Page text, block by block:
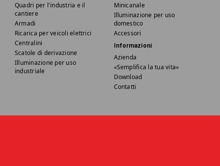
Quadri per l'industria e il
cantiere
Armadi
Ricarica per veicoli elettrici
Centralini
Scatole di derivazione
Illuminazione per uso
industriale
Minicanale
Illuminazione per uso
domestico
Accessori
Informazioni
Azienda
«Semplifica la tua vita»
Download
Contatti